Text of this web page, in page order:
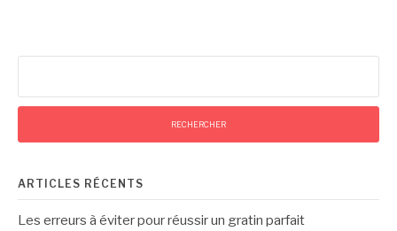
ARTICLES RÉCENTS
Les erreurs à éviter pour réussir un gratin parfait